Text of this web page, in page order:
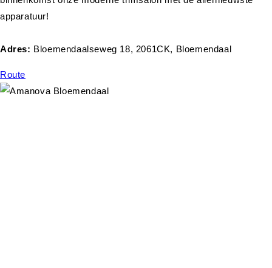
apparatuur!
Adres: Bloemendaalseweg 18, 2061CK, Bloemendaal
Route